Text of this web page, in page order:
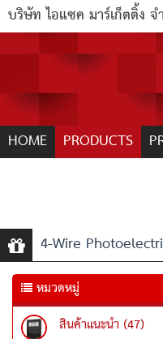
บริษัท ไอแซค มาร์เก็ตติ้ง จ
HOME PRODUCTS
4-Wire
หมวดหมู่
สินค้าแนะนำ (47)